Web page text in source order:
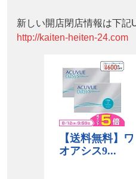
新しい開店閉店情報は下記
http://kaiten-heiten-24.com